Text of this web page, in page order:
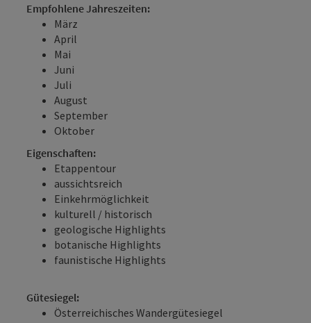
Empfohlene Jahreszeiten:
März
April
Mai
Juni
Juli
August
September
Oktober
Eigenschaften:
Etappentour
aussichtsreich
Einkehrmöglichkeit
kulturell / historisch
geologische Highlights
botanische Highlights
faunistische Highlights
Gütesiegel:
Österreichisches Wandergütesiegel